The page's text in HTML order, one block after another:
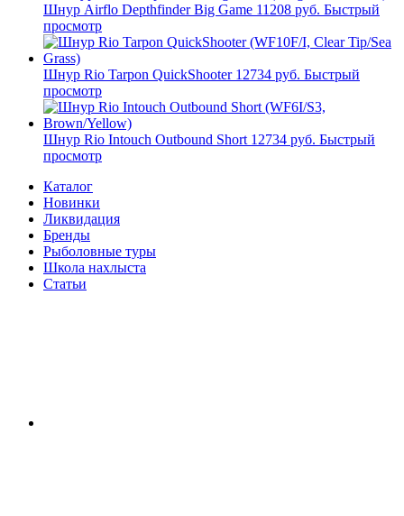
Шнур Airflo Depthfinder Big Game 11208 руб. Быстрый
просмотр
Шнур Rio Tarpon QuickShooter 12734 руб. Быстрый
просмотр
Шнур Rio Intouch Outbound Short 12734 руб. Быстрый
просмотр
Каталог
Новинки
Ликвидация
Бренды
Рыболовные туры
Школа нахлыста
Статьи